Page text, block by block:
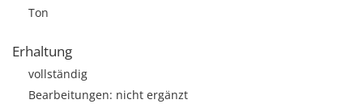
Ton
Erhaltung
vollständig
Bearbeitungen: nicht ergänzt